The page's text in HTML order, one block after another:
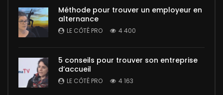
Méthode pour trouver un employeur en
alternance
LE CÔTÉ PRO 4 400
5 conseils pour trouver son entreprise
d’accueil
LE CÔTÉ PRO 4 163